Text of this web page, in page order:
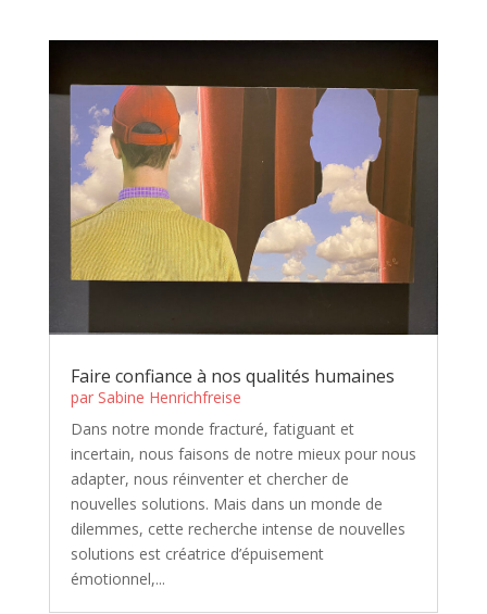
Faire confiance à nos qualités humaines
par Sabine Henrichfreise
Dans notre monde fracturé, fatiguant et
incertain, nous faisons de notre mieux pour nous
adapter, nous réinventer et chercher de
nouvelles solutions. Mais dans un monde de
dilemmes, cette recherche intense de nouvelles
solutions est créatrice d’épuisement
émotionnel,...